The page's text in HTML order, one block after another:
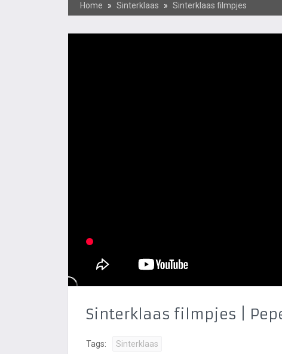
Home » Sinterklaas » Sinterklaas filmpjes
Sinterklaas filmpjes |
Tags: Sinterklaas